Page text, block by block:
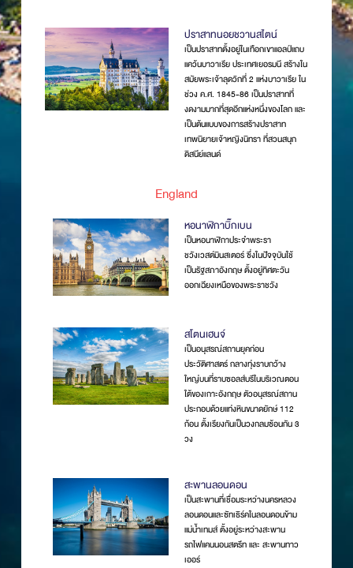
ปราสาทนอยชวานสไตน์
เป็นปราสาทตั้งอยู่ในเทือกเขาแอลป์แถบ
แคว้นบาวาเรีย ประเทศเยอรมนี สร้างใน
สมัยพระเจ้าลุดวิกที่ 2 แห่งบาวาเรีย ใน
ช่วง ค.ศ. 1845-86 เป็นปราสาทที่
งดงามมากที่สุดอีกแห่งหนึ่งของโลก และ
เป็นต้นแบบของการสร้างปราสาท
เทพนิยายเจ้าหญิงนิทรา ที่สวนสนุก
ดิสนีย์แลนด์
England
หอนาฬิกาบิ๊กเบน
เป็นหอนาฬิกาประจำพระรา
ชวังเวสต์มินสเตอร์ ซึ่งในปัจจุบันใช้
เป็นรัฐสภาอังกฤษ ตั้งอยู่ทิศตะวัน
ออกเฉียงเหนือของพระราชวัง
สโตนเฮนจ์
เป็นอนุสรณ์สถานยุคก่อน
ประวัติศาสตร์ กลางทุ่งราบกว้าง
ใหญ่บนที่ราบซอลส์บรีในบริเวณตอน
ใต้ของเกาะอังกฤษ ตัวอนุสรณ์สถาน
ประกอบด้วยแท่งหินขนาดยักษ์ 112
ก้อน ตั้งเรียงกันเป็นวงกลมซ้อนกัน 3
วง
สะพานลอนดอน
เป็นสะพานที่เชื่อมระหว่างนครหลวง
ลอนดอนและซัทเธิร์คในลอนดอนข้าม
แม่น้ำเทมส์ ตั้งอยู่ระหว่างสะพาน
รถไฟแคนนอนสตรีท และ สะพานทาว
เออร์